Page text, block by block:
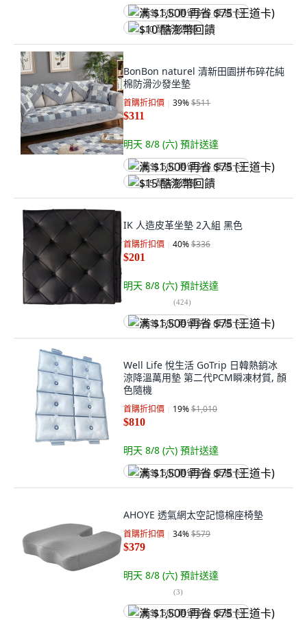
满 $1,500 再省 $75 (王道卡)
$10 酷澎幣回饋
BonBon naturel 清新田園拼布碎花純
棉防滑沙發坐墊
首購折扣價 39%$511
$311
明天 8/8 (六) 預計送達
满 $1,500 再省 $75 (王道卡)
$15 酷澎幣回饋
IK 人造皮革坐墊 2入組 黑色
首購折扣價 40%$336
$201
明天 8/8 (六) 預計送達
(424)
满 $1,500 再省 $75 (王道卡)
Well Life 悅生活 GoTrip 日韓熱銷冰
涼降溫萬用墊 第二代PCM瞬凍材質, 顏
色隨機
首購折扣價 19%$1,010
$810
明天 8/8 (六) 預計送達
满 $1,500 再省 $75 (王道卡)
AHOYE 透氣網太空記憶棉座椅墊
首購折扣價 34%$579
$379
明天 8/8 (六) 預計送達
(3)
满 $1,500 再省 $75 (王道卡)